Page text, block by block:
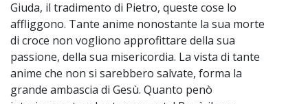
Giuda, il tradimento di Pietro, queste cose lo
affliggono. Tante anime nonostante la sua morte
di croce non vogliono approfittare della sua
passione, della sua misericordia. La vista di tante
anime che non si sarebbero salvate, forma la
grande ambascia di Gesù. Quanto penò